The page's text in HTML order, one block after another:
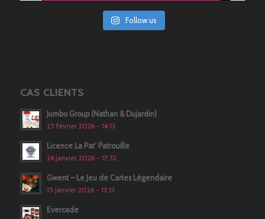
Follow us
CAS CLIENTS
Jumbo Group (Nathan & Dujardin)
25 février 2026 - 14:13
Licence La Pat’ Patrouille
24 janvier 2026 - 17:32
Gwent – Le Jeu de Cartes Légendaire
15 janvier 2026 - 13:13
Evercade